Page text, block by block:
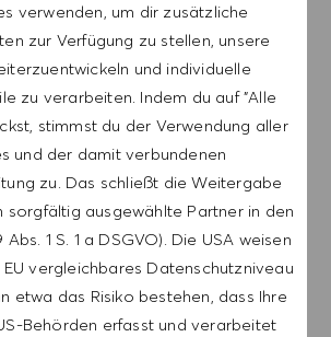
verwenden, um dir zusätzliche
zur Verfügung zu stellen, unsere
und individuelle
zu verarbeiten. Indem du auf "Alle
stimmst du der Verwendung aller
und der damit verbundenen
zu. Das schließt die Weitergabe
sorgfältig ausgewählte Partner in den
Abs. 1 S. 1 a DSGVO). Die USA weisen
vergleichbares Datenschutzniveau
etwa das Risiko bestehen, dass Ihre
Behörden erfasst und verarbeitet
Anmeldung erkläre ich mich
E-Mails mit
von HUGO BOSS, Einladungen
und anderen
Themen zu erhalten. Ich kann
z.B. indem ich den in
Abmeldelink anklicke. Ich
meine persönlichen Daten
verarbeitet